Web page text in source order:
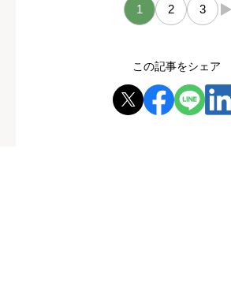
1 2 3 →
この記事をシェア